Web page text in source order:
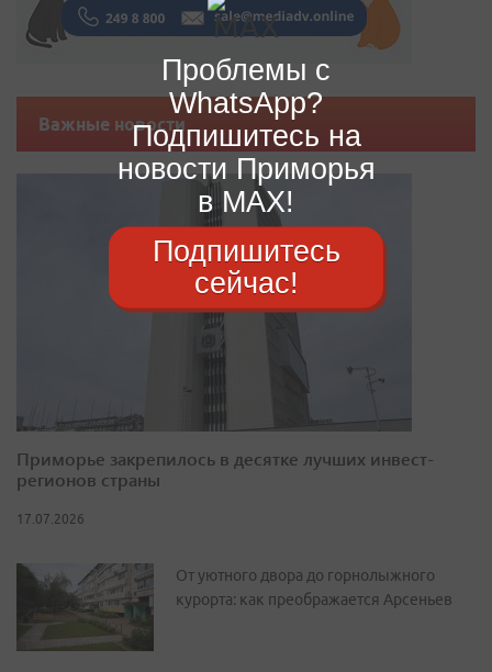
Важные новости
Приморье закрепилось в десятке лучших инвест-
регионов страны
17.07.2026
От уютного двора до горнолыжного
курорта: как преображается Арсеньев
Проблемы с
WhatsApp?
Подпишитесь на
новости Приморья
в MAX!
Подпишитесь
сейчас!